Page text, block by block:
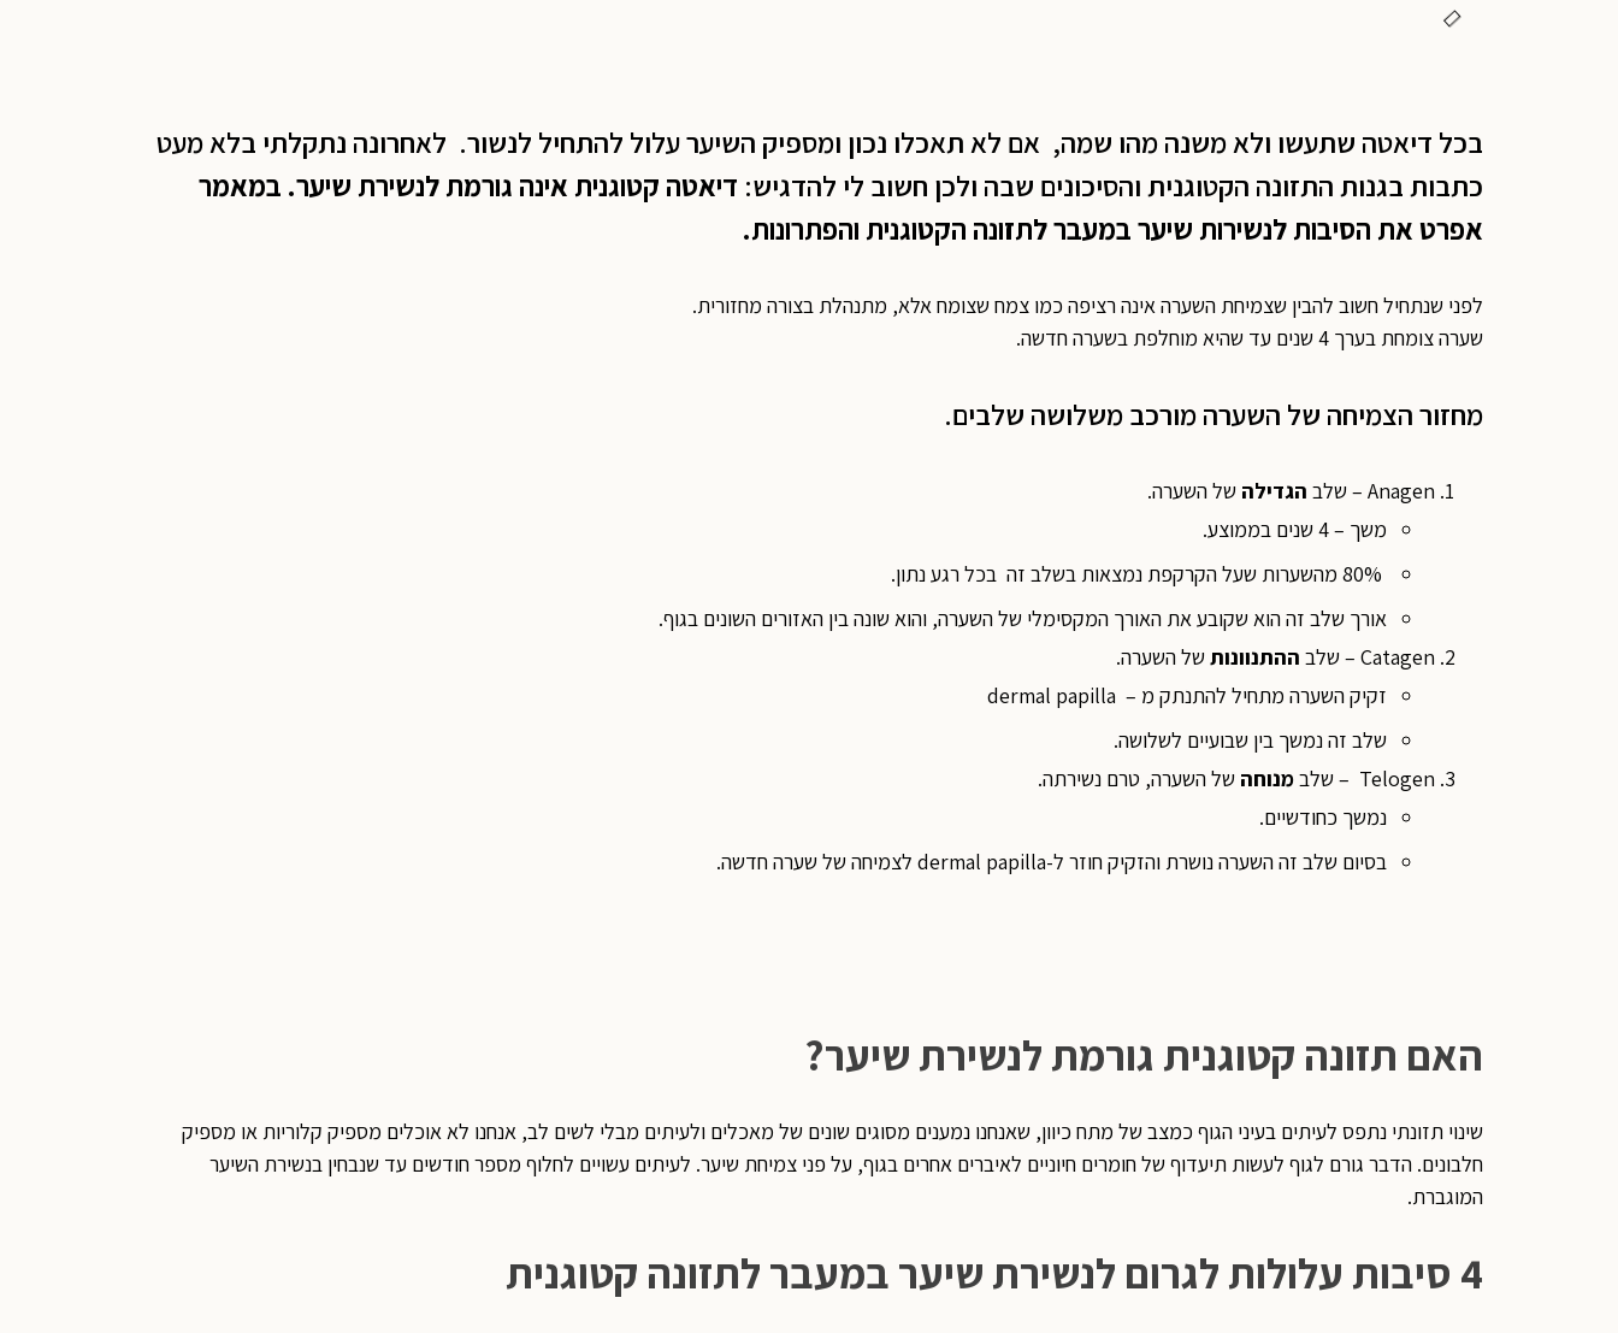
בכל דיאטה שתעשו ולא משנה מהו שמה, אם לא תאכלו נכון ומספיק השיער עלול להתחיל לנשור. לאחרונה נתקלתי בלא מעט
כתבות בגנות התזונה הקטוגנית והסיכונים שבה ולכן חשוב לי להדגיש: דיאטה קטוגנית אינה גורמת לנשירת שיער. במאמר
אפרט את הסיבות לנשירות שיער במעבר לתזונה הקטוגנית והפתרונות.
לפני שנתחיל חשוב להבין שצמיחת השערה אינה רציפה כמו צמח שצומח אלא, מתנהלת בצורה מחזורית.
שערה צומחת בערך 4 שנים עד שהיא מוחלפת בשערה חדשה.
מחזור הצמיחה של השערה מורכב משלושה שלבים.
Anagen – שלב הגדילה של השערה.
משך – 4 שנים בממוצע.
אורך שלב זה הוא שקובע את האורך המקסימלי של השערה, והוא שונה בין האזורים השונים בגוף.
Catagen – שלב
ההתנוונותשל השערה.
זקיק השערה מתחיל להתנתק מ – dermal papilla
שלב זה נמשך בין שבועיים לשלושה.
Telogen – שלב
מנוחה של השערה, טרם נשירתה.
נמשך כחודשיים.
בסיום שלב זה השערה נושרת והזקיק חוזר ל-dermal papilla לצמיחה של שערה חדשה.
האם תזונה קטוגנית גורמת לנשירת שיער?
שינוי תזונתי נתפס לעיתים בעיני הגוף כמצב של מתח כיוון, שאנחנו נמענים מסוגים שונים של מאכלים ולעיתים מבלי לשים לב, אנחנו לא אוכלים מספיק קלוריות או מספיק
חלבונים. הדבר גורם לגוף לעשות תיעדוף של חומרים חיוניים לאיברים אחרים בגוף, על פני צמיחת שיער. לעיתים עשויים לחלוף מספר חודשים עד שנבחין בנשירת השיער
המוגברת.
4 סיבות עלולות לגרום לנשירת שיער במעבר לתזונה קטוגנית